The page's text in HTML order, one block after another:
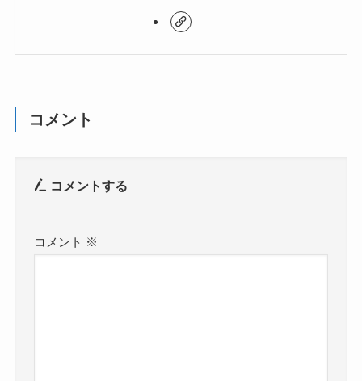
コメント
コメントする
コメント ※